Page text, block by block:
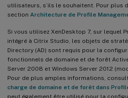
utilisateurs, s’ils le souhaitent. Pour plus
section Architecture de Profile
Si vous utilisez XenDesktop 7, sur lequel
intégré à Citrix Studio, les objets de
Directory (AD) sont requis pour la
fonctionnels de domaine et de forêt
Server 2008 et Windows Server 2012
Pour de plus amples informations,
charge de domaine et de forêt dans
peut également être utilisé pour la